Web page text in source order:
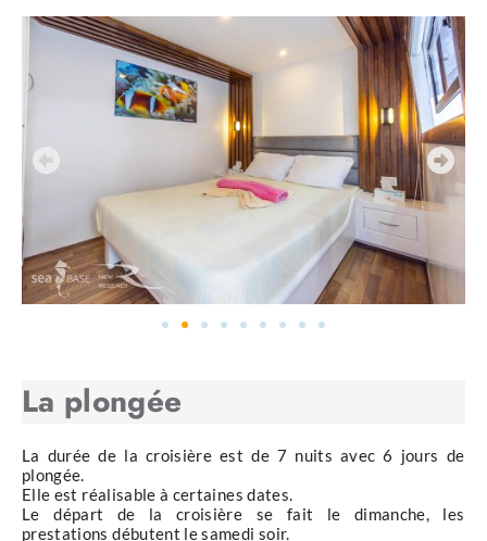
estréservée aux plongeurs expérimentés.
La plongée
La durée de la croisière est de 7 nuits avec 6 jours de
plongée.
Elle est réalisable à certaines dates.
Le départ de la croisière se fait le dimanche, les
prestations débutent le samedi soir.